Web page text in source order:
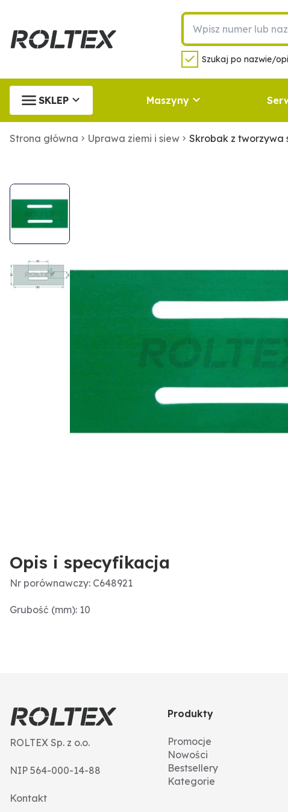
Szukaj po nazwie/
SKLEP Maszyny
Strona główna Uprawa ziemi i siew Skrobak z tworzywa
Opis i specyfikacja
Nr porównawczy: C648921
Grubość (mm): 10
ROLTEX Sp. z o.o.
NIP 564-000-14-88
Kontakt
Produkty
Promocje
Nowości
Bestsellery
Kategorie